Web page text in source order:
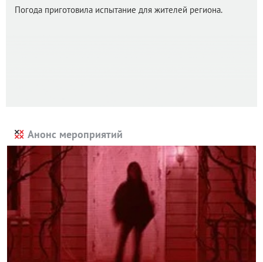
Погода приготовила испытание для жителей региона.
Анонс мероприятий